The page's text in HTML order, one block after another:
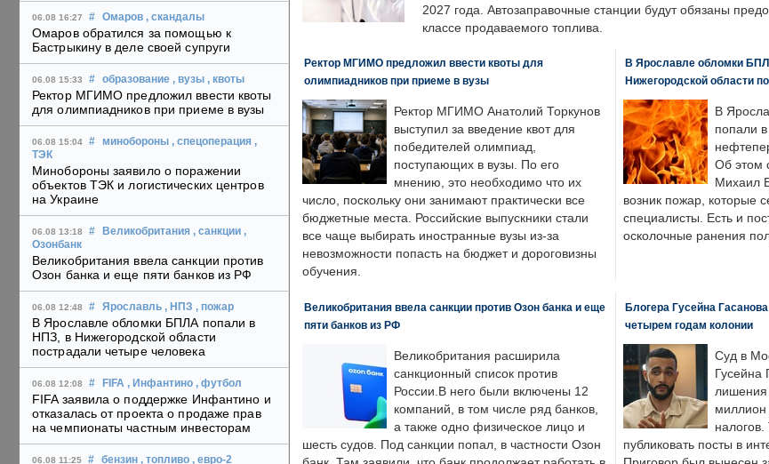
06.08 16:27 # Омаров , скандалы
Омаров обратился за помощью к
Бастрыкину в деле своей супруги
06.08 15:33 # образование , вузы , квоты
Ректор МГИМО предложил ввести квоты
для олимпиадников при приеме в вузы
06.08 15:04 # минобороны , спецоперация ,
ТЭК
Минобороны заявило о поражении
объектов ТЭК и логистических центров
на Украине
06.08 13:18 # Великобритания , санкции ,
Озонбанк
Великобритания ввела санкции против
Озон банка и еще пяти банков из РФ
06.08 12:48 # Ярославль , НПЗ , пожар
В Ярославле обломки БПЛА попали в
НПЗ, в Нижегородской области
пострадали четыре человека
06.08 12:08 # FIFA , Инфантино , футбол
FIFA заявила о поддержке Инфантино и
отказалась от проекта о продаже прав
на чемпионаты частным инвесторам
06.08 11:25 # бензин , топливо , евро-2
2027 года. Автозаправочные станции будут обязаны
классе продаваемого топлива.
Ректор МГИМО предложил ввести квоты для
олимпиадников при приеме в вузы
Ректор МГИМО Анатолий Торкунов
выступил за введение квот для
победителей олимпиад,
поступающих в вузы. По его
мнению, это необходимо что их
число, поскольку они занимают практически все
бюджетные места. Российские выпускники стали
все чаще выбирать иностранные вузы из-за
невозможности попасть на бюджет и дороговизны
обучения.
В Ярославле обломки
Нижегородской области
В
попали
Об этом
Михаил
возник пожар, которые
специалисты. Есть и
осколочные ранения
Великобритания ввела санкции против Озон банка и еще
пяти банков из РФ
Великобритания расширила
санкционный список против
России.В него были включены 12
компаний, в том числе ряд банков,
а также одно физическое лицо и
шесть судов. Под санкции попал, в частности Озон
Блогера Гусейна
четырем годам колонии
Суд в
Гусейна
миллион
публиковать посты в